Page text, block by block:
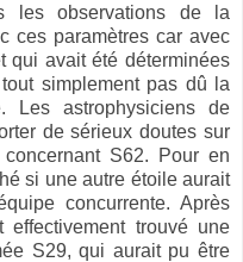
les observations de la
ces paramètres car avec
qui avait été déterminées
simplement pas dû la
astrophysiciens de
de sérieux doutes sur
S62. Pour en
si une autre étoile aurait
concurrente. Après
trouvé une
S29, qui aurait pu être